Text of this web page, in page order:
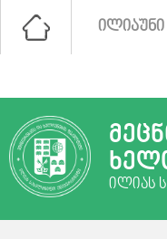
ᲘᲚᲘᲐᲣᲜᲘ
ᲘᲚᲘᲐᲡ